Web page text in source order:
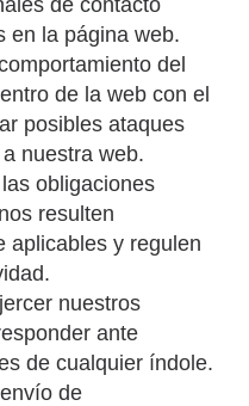
de contacto
en la página web.
del
de la web con el
posibles ataques
nuestra web.
obligaciones
resulten
aplicables y regulen
nuestros
ante
de cualquier índole.
de